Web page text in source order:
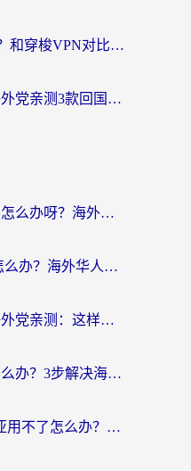
Quickback VPN好用吗？和穿梭VPN对比哪个回国效果更好？海外党必看的真实测评与选择指南
穿梭和快喵好用吗？海外党亲测3款回国加速器，附日本回国VPN避坑指南
汽水到国外不能用了吗怎么办呀？海外党追剧看片的救星在这里！
音悦Tai在瑞典用不了怎么办？海外华人追剧听歌的实用指南
优酷境外地域限制？海外党亲测：这样看国内剧再也不卡（附3个实用场景解决）
香港西瓜视频看不了怎么办？3步解决海外追剧难题，附靠谱加速器推荐
喜马拉雅FM在马来西亚用不了怎么办？海外华人亲测有效的回国加速指南